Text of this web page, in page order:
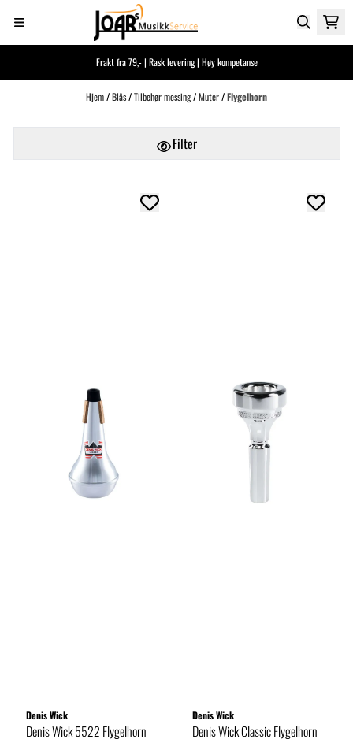
Hopp til innhold
Frakt fra 79,- | Rask levering | Høy kompetanse
Hjem/Blås/Tilbehør messing/Muter/Flygelhorn
Filter
Denis Wick
Denis Wick 5522 Flygelhorn
Denis Wick
Denis Wick Classic Flygelhorn